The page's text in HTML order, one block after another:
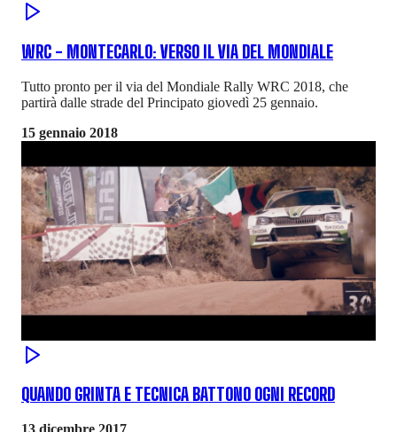
WRC - MONTECARLO: VERSO IL VIA DEL MONDIALE
Tutto pronto per il via del Mondiale Rally WRC 2018, che
partirà dalle strade del Principato giovedì 25 gennaio.
15 gennaio 2018
QUANDO GRINTA E TECNICA BATTONO OGNI RECORD